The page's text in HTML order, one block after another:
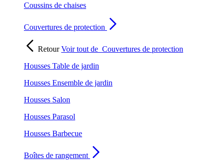
Coussins de chaises
Couvertures de protection
RetourVoir tout de Couvertures de protection
Housses Table de jardin
Housses Ensemble de jardin
Housses Salon
Housses Parasol
Housses Barbecue
Boîtes de rangement